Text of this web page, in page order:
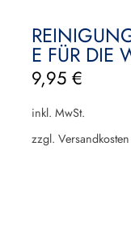
E FÜR DIE
9,95 €
inkl. MwSt.
zzgl. Versandkosten